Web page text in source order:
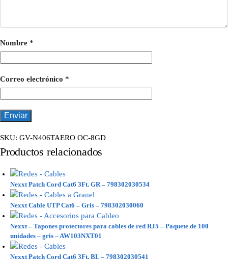
Nombre *
Correo electrónico *
SKU: GV-N406TAERO OC-8GD
Productos relacionados
Nexxt Patch Cord Cat6 3Ft. GR – 798302030534
Nexxt Cable UTP Cat6 – Gris – 798302030060
Nexxt – Tapones protectores para cables de red RJ5 – Paquete de 100
unidades – gris – AW103NXT01
Nexxt Patch Cord Cat6 3Ft. BL – 798302030541